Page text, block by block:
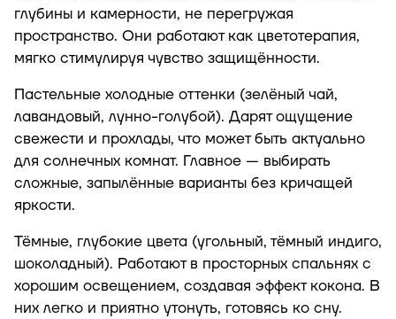
глубины и камерности, не перегружая
пространство. Они работают как цветотерапия,
мягко стимулируя чувство защищённости.
Пастельные холодные оттенки (зелёный чай,
лавандовый, лунно-голубой). Дарят ощущение
свежести и прохлады, что может быть актуально
для солнечных комнат. Главное — выбирать
сложные, запылённые варианты без кричащей
яркости.
Тёмные, глубокие цвета (угольный, тёмный индиго,
шоколадный). Работают в просторных спальнях с
хорошим освещением, создавая эффект кокона. В
них легко и приятно утонуть, готовясь ко сну.